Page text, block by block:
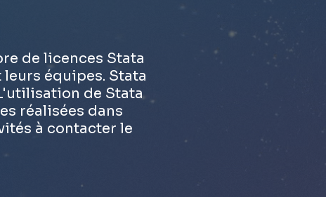
de licences Stata
équipes. Stata
de Stata
réalisées dans
à contacter le